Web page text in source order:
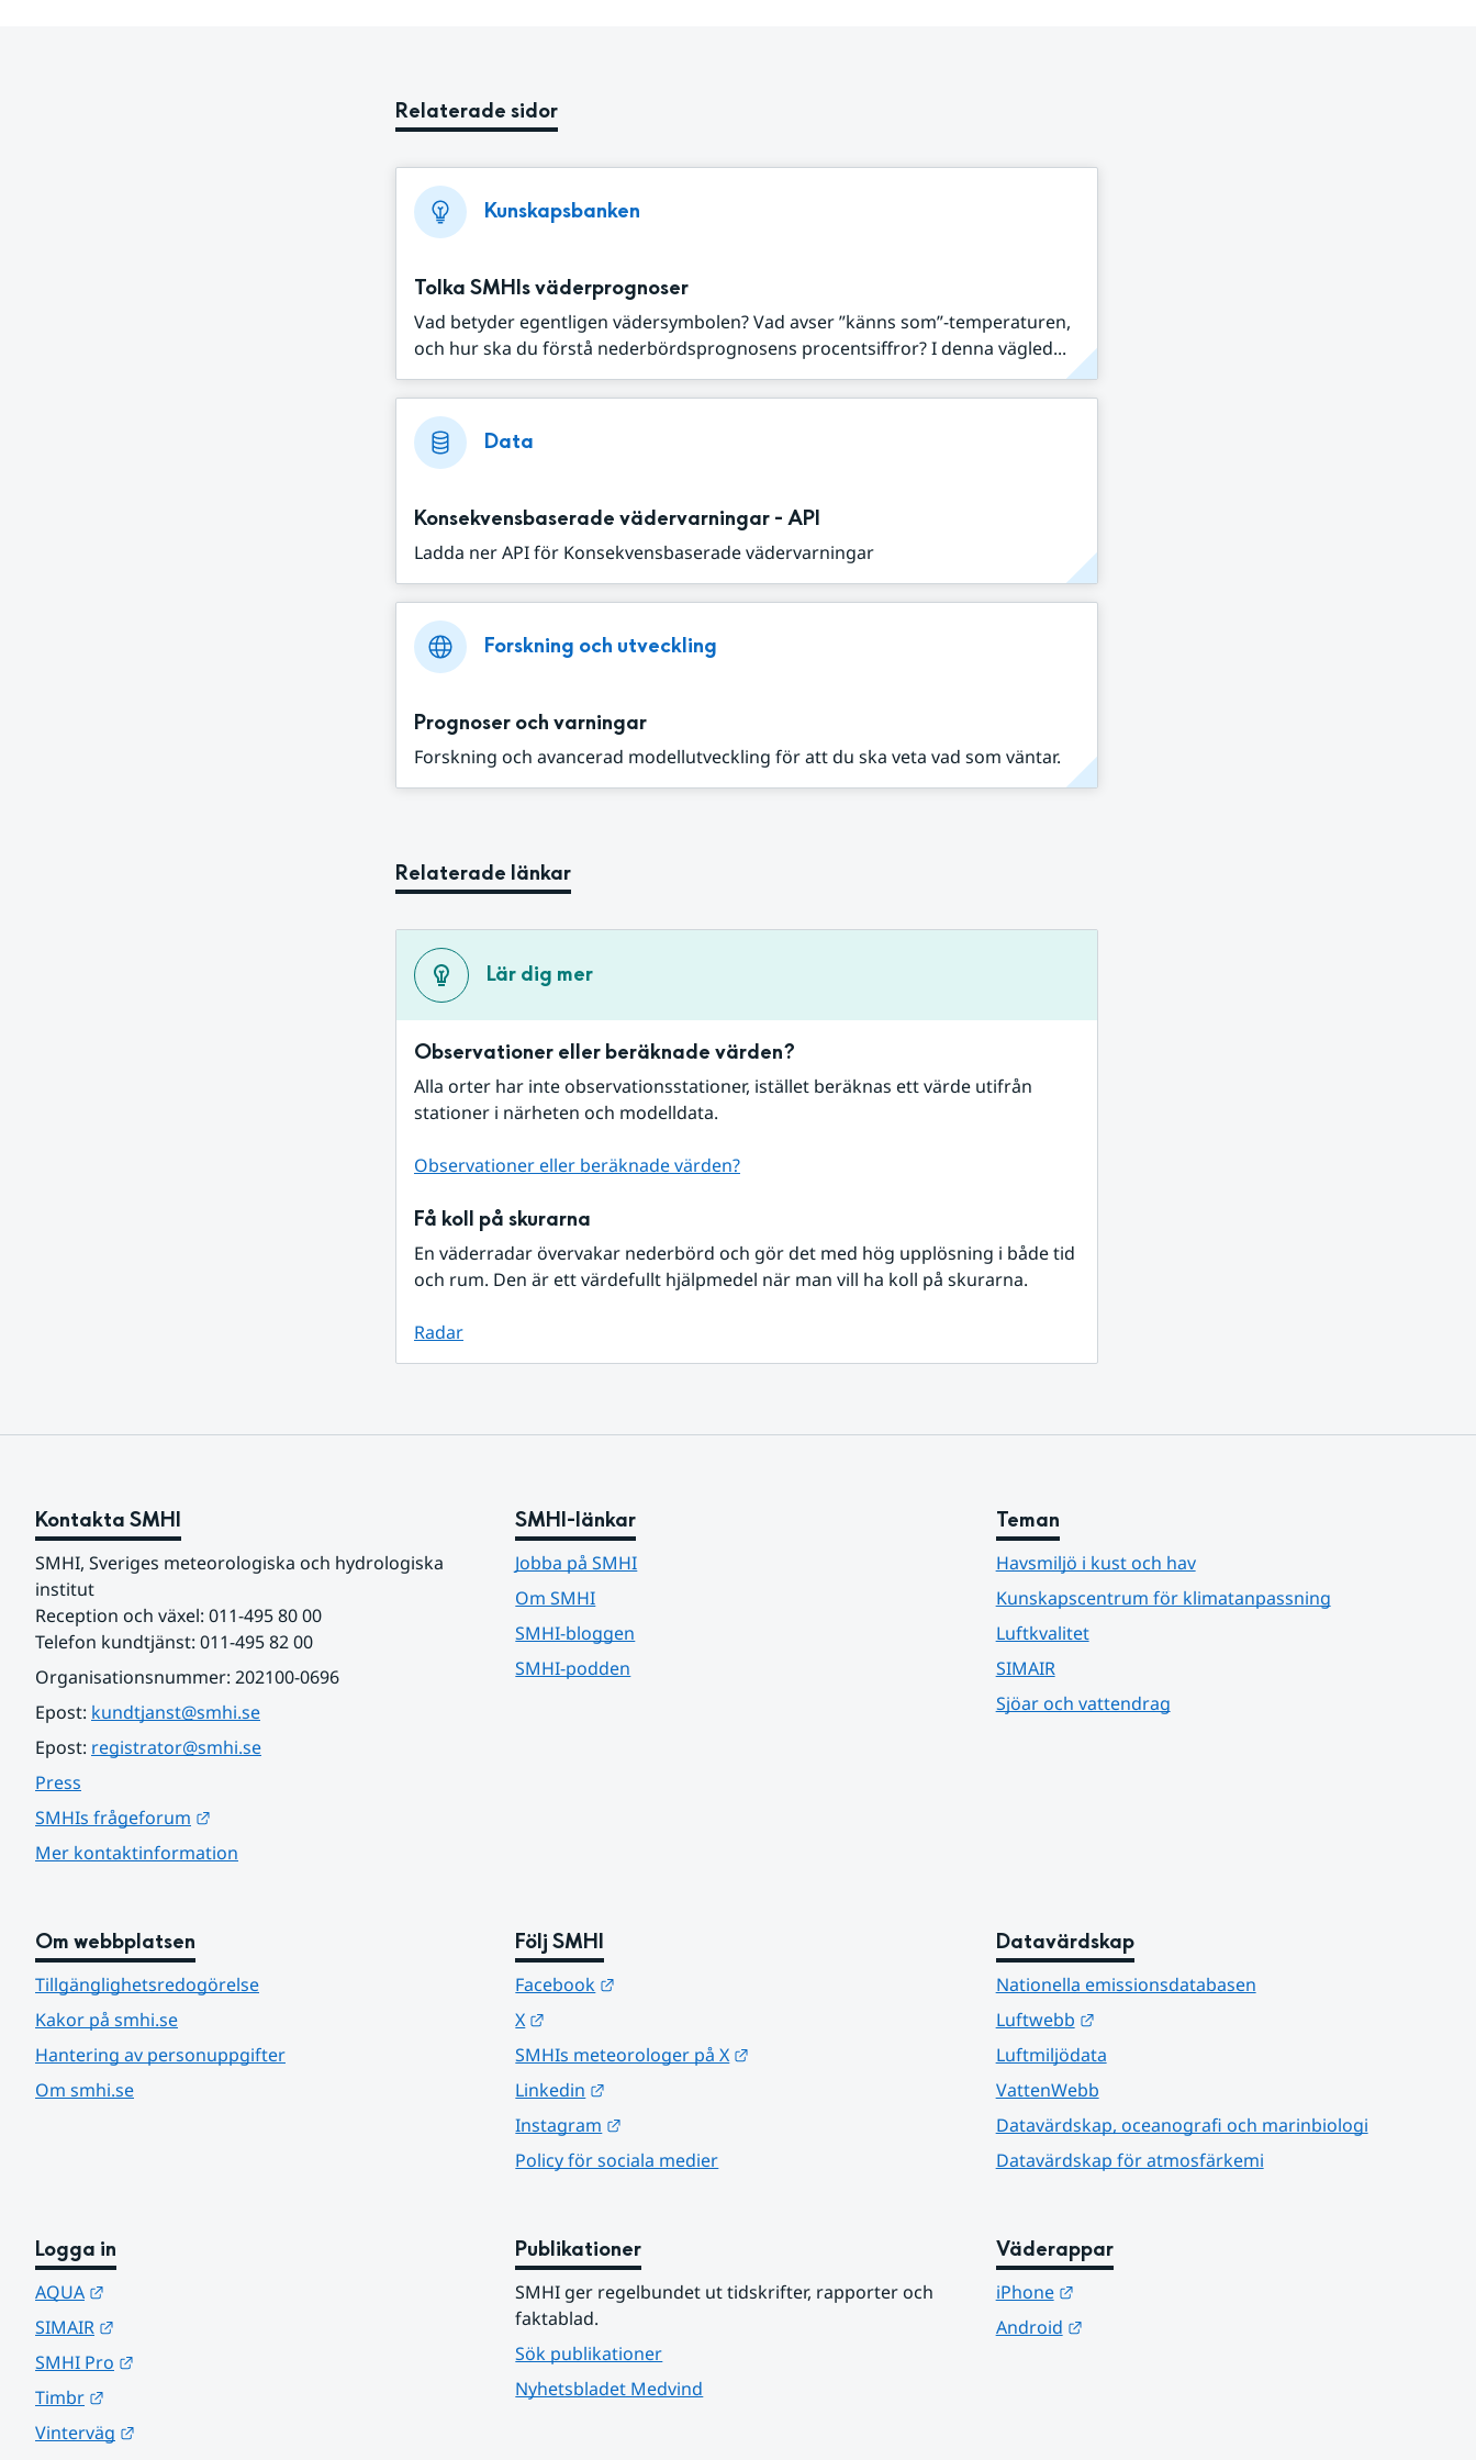
Relaterade sidor
Kunskapsbanken
Tolka SMHIs väderprognoser
Vad betyder egentligen vädersymbolen? Vad avser ”känns som”-temperaturen,
och hur ska du förstå nederbördsprognosens procentsiffror? I denna vägled...
Data
Konsekvensbaserade vädervarningar - API
Ladda ner API för Konsekvensbaserade vädervarningar
Forskning och utveckling
Prognoser och varningar
Forskning och avancerad modellutveckling för att du ska veta vad som väntar.
Relaterade länkar
Lär dig mer
Observationer eller beräknade värden?
Alla orter har inte observationsstationer, istället beräknas ett värde utifrån
stationer i närheten och modelldata.
Observationer eller beräknade värden?
Få koll på skurarna
En väderradar övervakar nederbörd och gör det med hög upplösning i både tid
och rum. Den är ett värdefullt hjälpmedel när man vill ha koll på skurarna.
Radar
Kontakta SMHI
SMHI, Sveriges meteorologiska och hydrologiska
institut
Reception och växel: 011-495 80 00
Telefon kundtjänst: 011-495 82 00
Organisationsnummer: 202100-0696
Epost: kundtjanst@smhi.se
Epost: registrator@smhi.se
Press
SMHIs frågeforum
Mer kontaktinformation
SMHI-länkar
Jobba på SMHI
Om SMHI
SMHI-bloggen
SMHI-podden
Teman
Havsmiljö i kust och hav
Kunskapscentrum för klimatanpassning
Luftkvalitet
SIMAIR
Sjöar och vattendrag
Om webbplatsen
Tillgänglighetsredogörelse
Kakor på smhi.se
Hantering av personuppgifter
Om smhi.se
Följ SMHI
Facebook
X
SMHIs meteorologer på X
Linkedin
Instagram
Policy för sociala medier
Datavärdskap
Nationella emissionsdatabasen
Luftwebb
Länk till annan webbplats.
Luftmiljödata
VattenWebb
Datavärdskap, oceanografi och marinbiologi
Datavärdskap för atmosfärkemi
Logga in
AQUA
SIMAIR
SMHI Pro
Timbr
Vinterväg
Publikationer
SMHI ger regelbundet ut tidskrifter, rapporter och
faktablad.
Sök publikationer
Nyhetsbladet Medvind
Väderappar
iPhone
Länk till annan webbplats.
Android
Länk till annan webbplats.